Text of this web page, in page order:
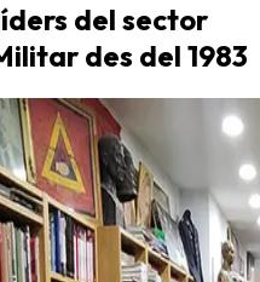
del sector
des del 1983